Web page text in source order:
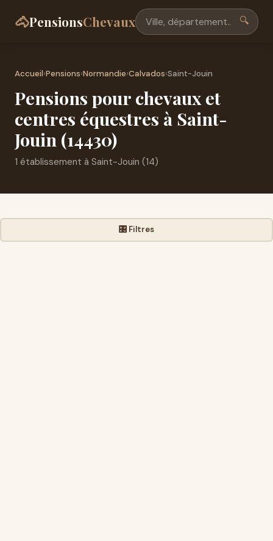
🐴PensionsChevaux 🔍
Accueil›Pensions›Normandie›Calvados›Saint-Jouin
Pensions pour chevaux et
centres équestres à Saint-
Jouin (14430)
1 établissement à Saint-Jouin (14)
🎛️ Filtres